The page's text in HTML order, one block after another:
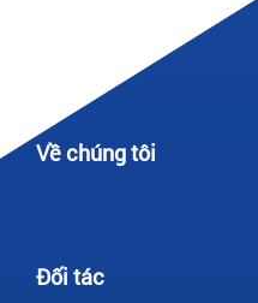
Về chúng tôi
Đối tác